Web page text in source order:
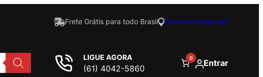
Frete Grátis para todo Brasil Encontre nossa loja
LIGUE AGORA
(61) 4042-5860
0 Entrar